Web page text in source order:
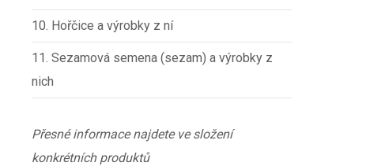
10. Hořčice a výrobky z ní
11. Sezamová semena (sezam) a výrobky z
nich
Přesné informace najdete ve složení
konkrétních produktů